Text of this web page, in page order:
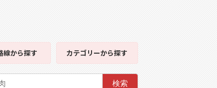
線から探す カテゴリーから探す
検索